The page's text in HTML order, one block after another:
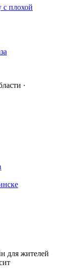
с плохой
·
для жителей